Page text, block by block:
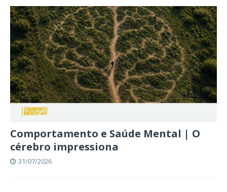
Comportamento e Saúde Mental | O
cérebro impressiona
31/07/2026